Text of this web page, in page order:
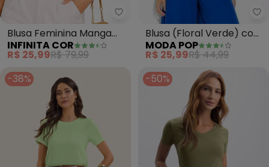
Infinita Cor - Blusa Feminina
Blusa Feminina Manga
com Volume (Verde)
INFINITA COR
R$ 25,99R$ 79,99
Blusa (Floral Verde) com
Mangas Curtas
MODA POP
R$ 25,99R$ 44,99
-38%
-50%